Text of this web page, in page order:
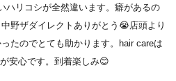
ハリコシが全然違います。癖があるの
野ザダイレクトありがとう😭店頭より
たのでとても助かります。hair careは
安心です。到着楽しみ😊